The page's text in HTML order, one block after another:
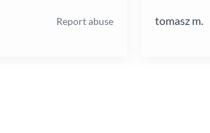
Report abuse
tomasz m.